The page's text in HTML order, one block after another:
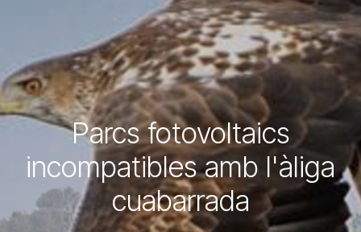
Parcs fotovoltaics
incompatibles amb l'àliga
cuabarrada